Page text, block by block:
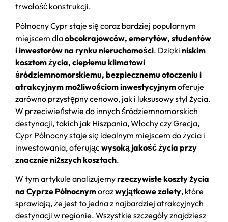
trwałość konstrukcji.
Północny Cypr staje się coraz bardziej popularnym
miejscem dlaobcokrajowców, emerytów, studentów
i inwestorów na rynku nieruchomości. Dzięki niskim
kosztom życia, ciepłemu klimatowi
śródziemnomorskiemu, bezpiecznemu otoczeniu i
atrakcyjnym możliwościom inwestycyjnymoferuje
zarówno przystępny cenowo, jak i luksusowy styl życia.
W przeciwieństwie do innych śródziemnomorskich
destynacji, takich jak Hiszpania, Włochy czy Grecja,
Cypr Północny staje się idealnym miejscem do życia i
inwestowania, oferującwysoką jakość życia przy
znacznie niższych kosztach.
W tym artykule analizujemyrzeczywiste koszty życia
na Cyprze Północnymorazwyjątkowe zalety, które
sprawiają, że jest to jedna z najbardziej atrakcyjnych
destynacji w regionie. Wszystkie szczegóły znajdziesz